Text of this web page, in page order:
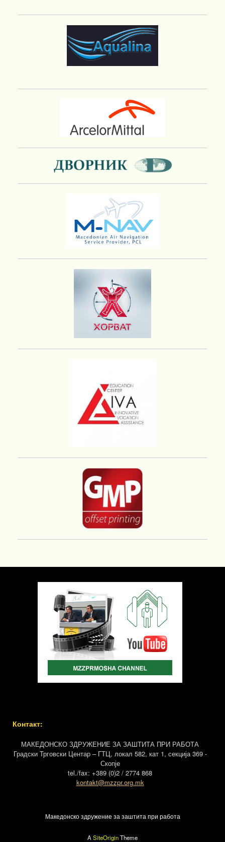
Контакт:
МАКЕДОНСКО ЗДРУЖЕНИЕ ЗА ЗАШТИТА ПРИ РАБОТА
Градски Трговски Центар – ГТЦ, локал 582, кат 1, секција 369 -
Скопје
tel./fax: +389 (0)2 / 2774 868
kontakt@mzzpr.org.mk
Македонско здружение за заштита при работа
A SiteOriginTheme